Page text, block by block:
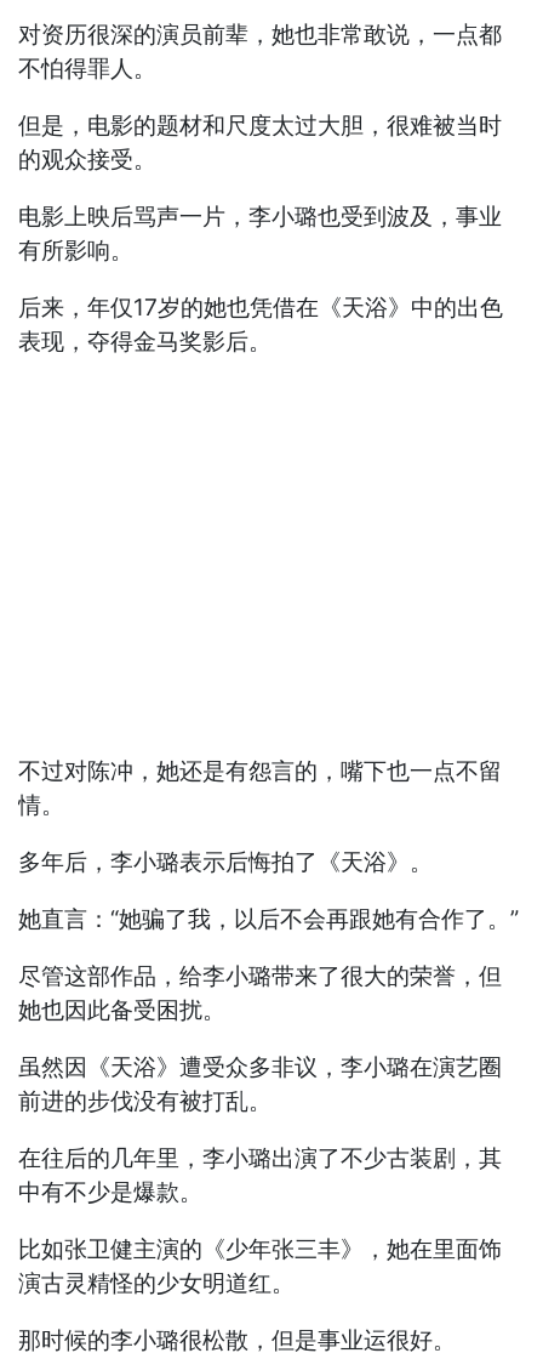
对资历很深的演员前辈，她也非常敢说，一点都
不怕得罪人。
但是，电影的题材和尺度太过大胆，很难被当时
的观众接受。
电影上映后骂声一片，李小璐也受到波及，事业
有所影响。
后来，年仅17岁的她也凭借在《天浴》中的出色
表现，夺得金马奖影后。
不过对陈冲，她还是有怨言的，嘴下也一点不留
情。
多年后，李小璐表示后悔拍了《天浴》。
她直言：“她骗了我，以后不会再跟她有合作了。”
尽管这部作品，给李小璐带来了很大的荣誉，但
她也因此备受困扰。
虽然因《天浴》遭受众多非议，李小璐在演艺圈
前进的步伐没有被打乱。
在往后的几年里，李小璐出演了不少古装剧，其
中有不少是爆款。
比如张卫健主演的《少年张三丰》，她在里面饰
演古灵精怪的少女明道红。
那时候的李小璐很松散，但是事业运很好。